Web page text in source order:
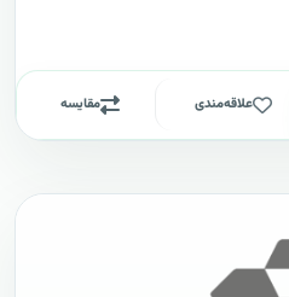
علاقه‌مندی مقایسه